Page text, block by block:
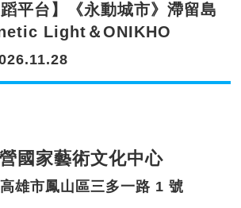
蹈平台】《永動城市》滯留島
Light＆ONIKHO
國家藝術文化中心
雄市鳳山區三多一路 1 號